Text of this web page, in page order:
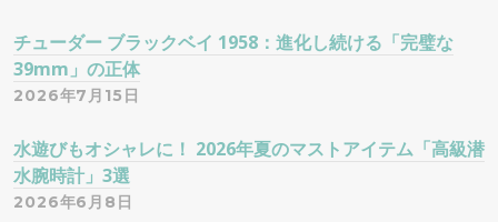
チューダー ブラックベイ 1958：進化し続ける「完璧な
39mm」の正体
2026年7月15日
水遊びもオシャレに！ 2026年夏のマストアイテム「高級潜
水腕時計」3選
2026年6月8日